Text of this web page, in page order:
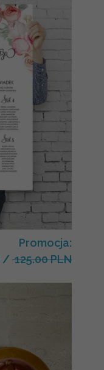
Promocja:
/ 125.00 PLN